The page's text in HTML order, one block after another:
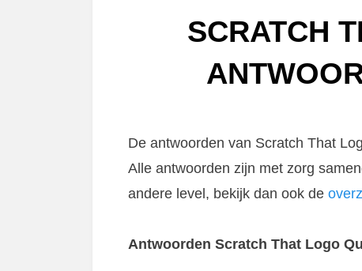
SCRATCH
De antwoorden van Scratch That
Alle antwoorden zijn met zorg
andere level, bekijk dan ook de
Antwoorden Scratch That Logo